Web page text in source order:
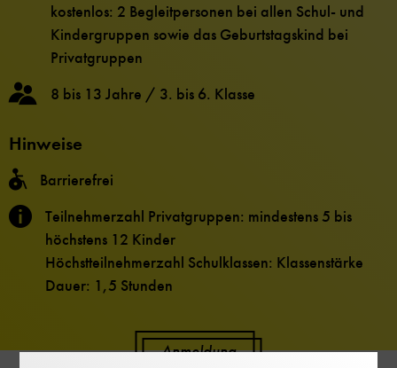
kostenlos: 2 Begleitpersonen bei allen Schul- und
Kindergruppen sowie das Geburtstagskind bei
Privatgruppen
8 bis 13 Jahre / 3. bis 6. Klasse
Hinweise
Barrierefrei
Teilnehmerzahl Privatgruppen: mindestens 5 bis
höchstens 12 Kinder
Höchstteilnehmerzahl Schulklassen: Klassenstärke
Dauer: 1,5 Stunden
Anmeldung